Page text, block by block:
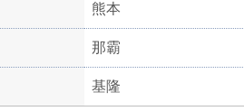
熊本
那霸
基隆